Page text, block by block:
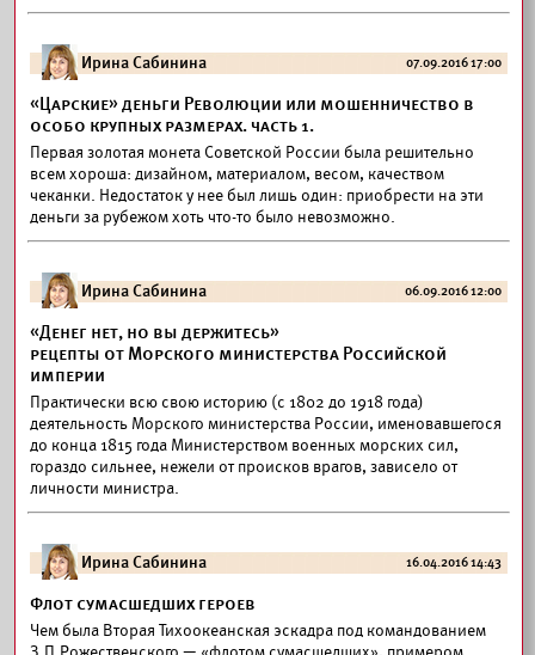
Ирина Сабинина 07.09.2016 17:00
«Царские» деньги Революции или мошенничество в
особо крупных размерах. часть 1.
Первая золотая монета Советской России была решительно
всем хороша: дизайном, материалом, весом, качеством
чеканки. Недостаток у нее был лишь один: приобрести на эти
деньги за рубежом хоть что-то было невозможно.
Ирина Сабинина 06.09.2016 12:00
«Денег нет, но вы держитесь»
рецепты от Морского министерства Российской
империи
Практически всю свою историю (с 1802 до 1918 года)
деятельность Морского министерства России, именовавшегося
до конца 1815 года Министерством военных морских сил,
гораздо сильнее, нежели от происков врагов, зависело от
личности министра.
Ирина Сабинина 16.04.2016 14:43
Флот сумасшедших героев
Чем была Вторая Тихоокеанская эскадра под командованием